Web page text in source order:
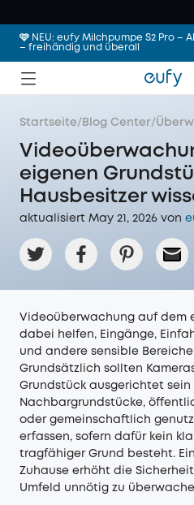
🩷 NEU: eufy Milchpumpe S2 Pro –
– freihändig und überall
Startseite/ Blog Center/
eigenen
Hausbesitzer
aktualisiert May 21, 2026 von
Videoüberwachung auf dem
dabei helfen, Eingänge,
und andere sensible
Grundsätzlich sollten
Grundstück ausgerichtet sein
Nachbargrundstücke,
oder gemeinschaftlich
erfassen, sofern dafür kein
tragfähiger Grund besteht.
Zuhause erhöht die
Umfeld unnötig zu